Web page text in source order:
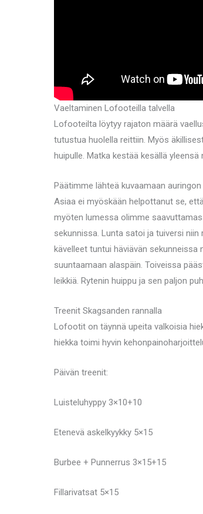
Vaeltaminen Lofooteilla talvella
Lofooteilta löytyy rajaton määrä
tutustua huolella reittiin. Myös
huipulle. Matka kestää kesällä
Päätimme lähteä kuvaamaan
Asiaa ei myöskään helpottanut se,
myöten lumessa olimme
sekunnissa. Lunta satoi ja tuiversi
kävelleet tuntui häviävän sekunneissa
suuntaamaan alaspäin. Toiveissa
leikkiä. Rytenin huippu ja sen paljon
Treenit Skagsanden rannalla
Lofootit on täynnä upeita valkoisia
hiekka toimi hyvin
Päivän treenit:
Luisteluhyppy 3×10+10
Etenevä askelkyykky 5×15
Burbee + Punnerrus 3×15+15
Fillarivatsat 5×15